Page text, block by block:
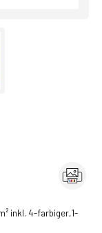
inkl. 4-farbiger,1-